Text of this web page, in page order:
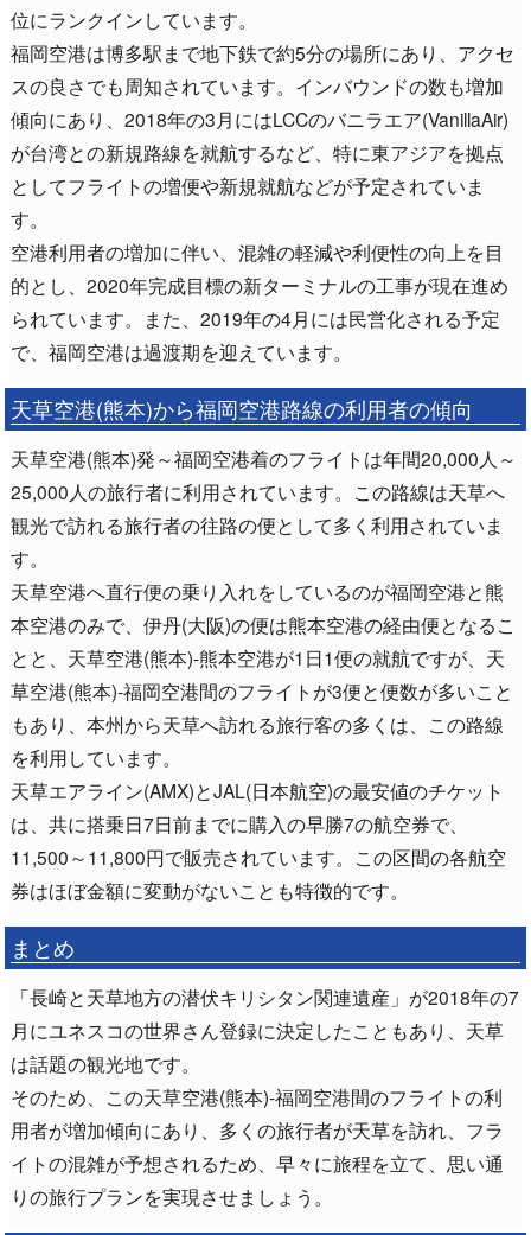
位にランクインしています。
福岡空港は博多駅まで地下鉄で約5分の場所にあり、アクセ
スの良さでも周知されています。インバウンドの数も増加
傾向にあり、2018年の3月にはLCCのバニラエア(VanillaAir)
が台湾との新規路線を就航するなど、特に東アジアを拠点
としてフライトの増便や新規就航などが予定されていま
す。
空港利用者の増加に伴い、混雑の軽減や利便性の向上を目
的とし、2020年完成目標の新ターミナルの工事が現在進め
られています。また、2019年の4月には民営化される予定
で、福岡空港は過渡期を迎えています。
天草空港(熊本)から福岡空港路線の利用者の傾向
天草空港(熊本)発～福岡空港着のフライトは年間20,000人～
25,000人の旅行者に利用されています。この路線は天草へ
観光で訪れる旅行者の往路の便として多く利用されていま
す。
天草空港へ直行便の乗り入れをしているのが福岡空港と熊
本空港のみで、伊丹(大阪)の便は熊本空港の経由便となるこ
とと、天草空港(熊本)-熊本空港が1日1便の就航ですが、天
草空港(熊本)-福岡空港間のフライトが3便と便数が多いこと
もあり、本州から天草へ訪れる旅行客の多くは、この路線
を利用しています。
天草エアライン(AMX)とJAL(日本航空)の最安値のチケット
は、共に搭乗日7日前までに購入の早勝7の航空券で、
11,500～11,800円で販売されています。この区間の各航空
券はほぼ金額に変動がないことも特徴的です。
まとめ
「長崎と天草地方の潜伏キリシタン関連遺産」が2018年の7
月にユネスコの世界さん登録に決定したこともあり、天草
は話題の観光地です。
そのため、この天草空港(熊本)-福岡空港間のフライトの利
用者が増加傾向にあり、多くの旅行者が天草を訪れ、フラ
イトの混雑が予想されるため、早々に旅程を立て、思い通
りの旅行プランを実現させましょう。